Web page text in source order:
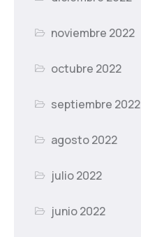
noviembre 2022
octubre 2022
septiembre 2022
agosto 2022
julio 2022
junio 2022